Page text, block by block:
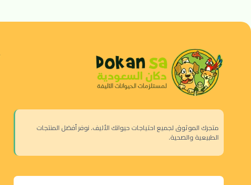
متجرك الموثوق لجميع احتياجات حيوانك الأليف. نوفر أفضل المنتجات
الطبيعية والصحية.